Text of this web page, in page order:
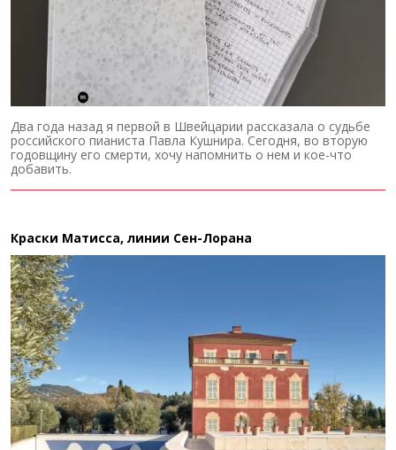
Два года назад я первой в Швейцарии рассказала о судьбе
российского пианиста Павла Кушнира. Сегодня, во вторую
годовщину его смерти, хочу напомнить о нем и кое-что
добавить.
Краски Матисса, линии Сен-Лорана